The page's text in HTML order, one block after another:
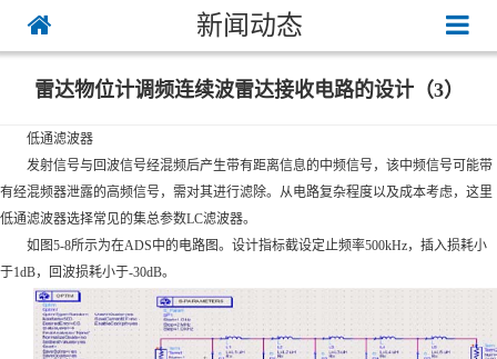
新闻动态
雷达物位计调频连续波雷达接收电路的设计（3）
低通滤波器
发射信号与回波信号经混频后产生带有距离信息的中频信号，该中频信号可能带
有经混频器泄露的高频信号，需对其进行滤除。从电路复杂程度以及成本考虑，这里
低通滤波器选择常见的集总参数LC滤波器。
如图5-8所示为在ADS中的电路图。设计指标截设定止频率500kHz，插入损耗小
于1dB，回波损耗小于-30dB。